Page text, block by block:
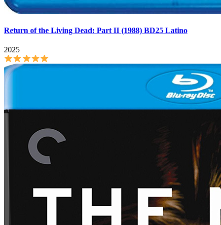
Return of the Living Dead: Part II (1988) BD25 Latino
2025